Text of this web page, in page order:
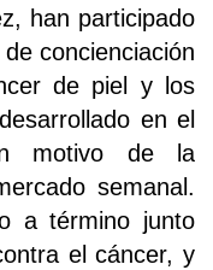
han participado
concienciación
de piel y los
en el
motivo de la
semanal.
a término junto
el cáncer, y